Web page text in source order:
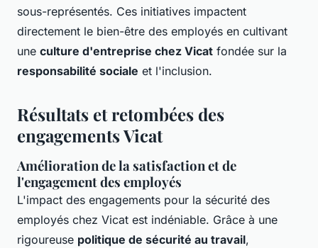
sous-représentés. Ces initiatives impactent
directement le bien-être des employés en cultivant
une culture d'entreprise chez Vicat fondée sur la
responsabilité sociale et l'inclusion.
Résultats et retombées des
engagements Vicat
Amélioration de la satisfaction et de
l'engagement des employés
L'impact des engagements pour la sécurité des
employés chez Vicat est indéniable. Grâce à une
rigoureuse politique de sécurité au travail,